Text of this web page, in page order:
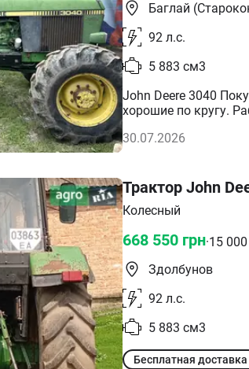
Баглай
92 л.с.
5 883 см3
John Deere 3040
хорошие по кругу.
30.07.2026
Трактор John
Колесный
668 550 грн·15 000
Здолбунов
92 л.с.
5 883 см3
Бесплатная доставка